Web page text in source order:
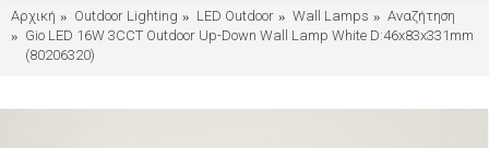
Αρχική Outdoor Lighting LED Outdoor Wall Lamps
Αναζήτηση
Gio LED 16W 3CCT Outdoor Up-Down Wall Lamp White D:46x83x331mm
(80206320)